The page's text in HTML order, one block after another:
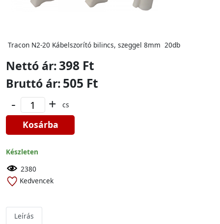
Tracon N2-20 Kábelszorító bilincs, szeggel 8mm 20db
Nettó ár:398 Ft
Bruttó ár:505 Ft
- + cs
Kosárba
Készleten
2380
Kedvencek
Leírás